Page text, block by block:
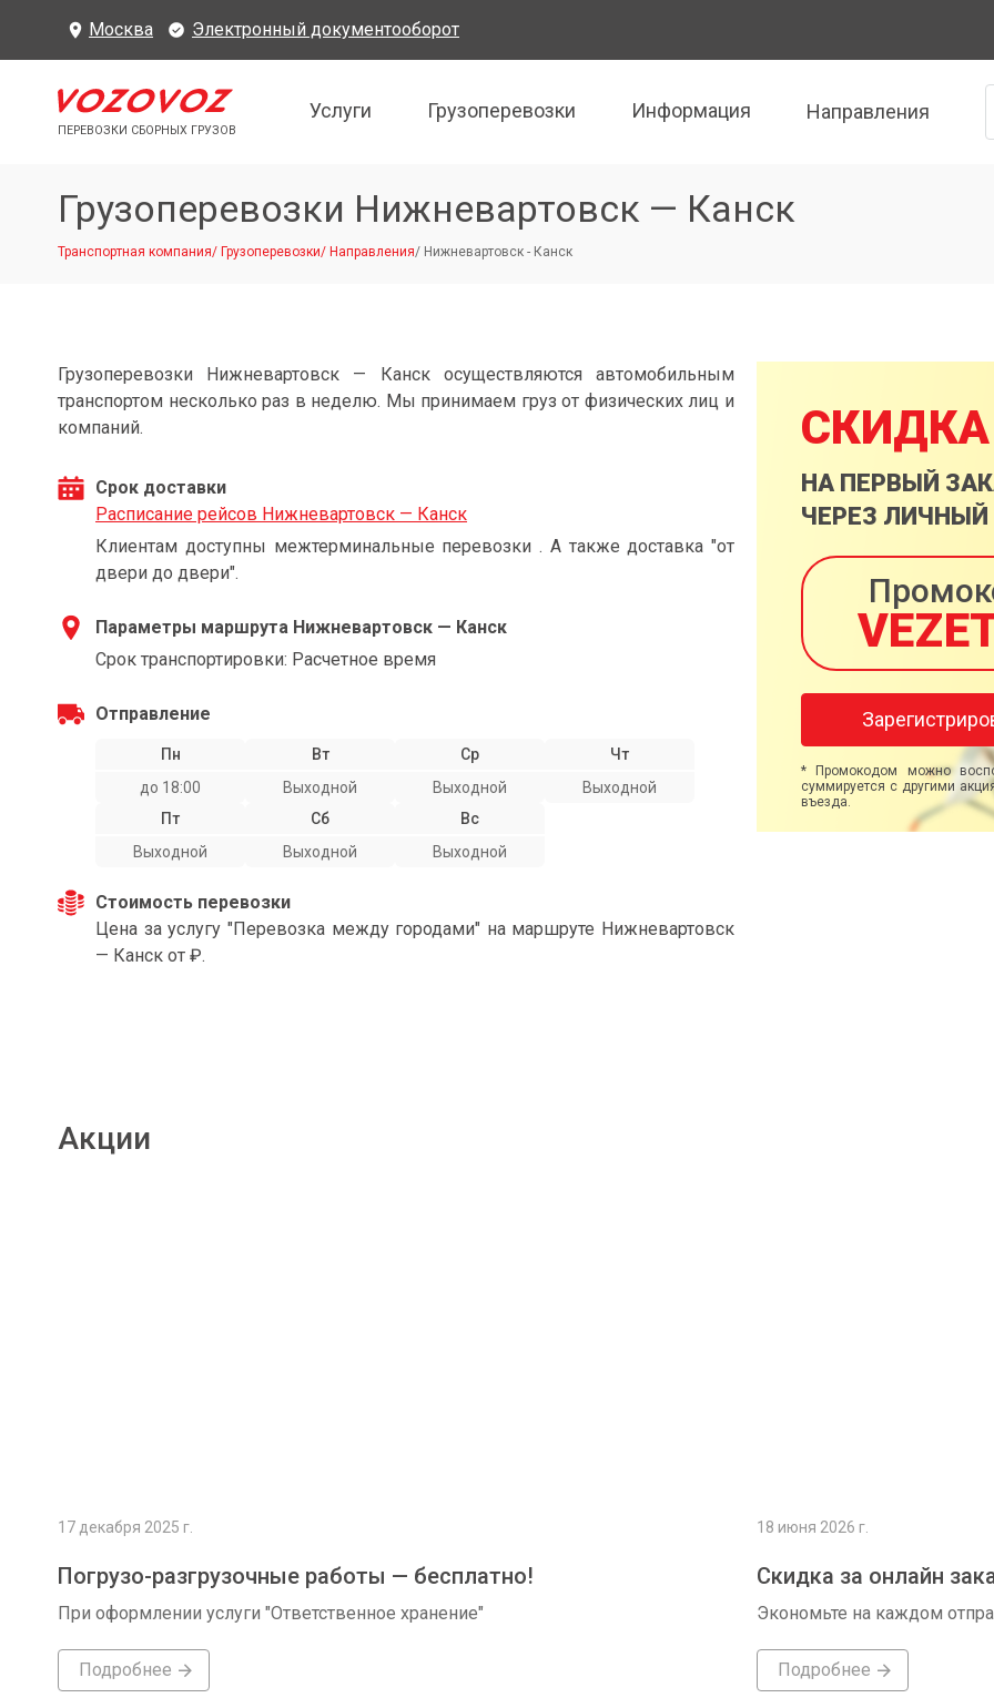
Москва Электронный документооборот
ПЕРЕВОЗКИ СБОРНЫХ ГРУЗОВ
Услуги Грузоперевозки Информация Направления
Грузоперевозки Нижневартовск — Канск
Транспортная компания/ Грузоперевозки/ Направления/ Нижневартовск - Канск
Грузоперевозки Нижневартовск — Канск осуществляются автомобильным
транспортом несколько раз в неделю. Мы принимаем груз от физических лиц и
компаний.
Срок доставки
Расписание рейсов Нижневартовск — Канск
Клиентам доступны межтерминальные перевозки . А также доставка "от
двери до двери".
Параметры маршрута Нижневартовск — Канск
Срок транспортировки: Расчетное время
Отправление
Пн
до 18:00
Вт
Выходной
Ср
Выходной
Чт
Выходной
Пт
Выходной
Сб
Выходной
Вс
Выходной
Стоимость перевозки
Цена за услугу "Перевозка между городами" на маршруте Нижневартовск
— Канск от ₽.
СКИДКА
НА ПЕРВЫЙ
ЧЕРЕЗ ЛИЧНЫЙ
* Промокодом можно
суммируется с другими
въезда.
Акции
17 декабря 2025 г.
Погрузо-разгрузочные работы — бесплатно!
При оформлении услуги "Ответственное хранение"
Подробнее
18 июня 2026 г.
Скидка за онлайн
Экономьте на каждом
Подробнее